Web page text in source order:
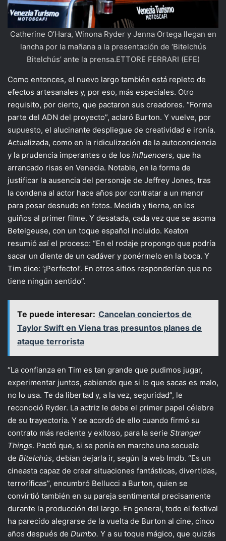
Catherine O’Hara, Winona Ryder y Jenna Ortega llegan en
lancha por la mañana a la presentación de ‘Bitelchús
Bitelchús’ ante la prensa.ETTORE FERRARI (EFE)
Como entonces, el nuevo largo también está repleto de
efectos artesanales y, por eso, más especiales. Otro
requisito, por cierto, que pactaron sus creadores. “Forma
parte del ADN del proyecto”, aclaró Burton. Y vuelve, por
supuesto, el alucinante despliegue de creatividad e ironía.
Actualizada, como en la ridiculización de la autoconciencia
y la prudencia imperantes o de los influencers, que ha
arrancado risas en Venecia. Notable, en la forma de
justificar la ausencia del personaje de Jeffrey Jones, tras
la condena al actor hace años por contratar a un menor
para posar desnudo en fotos. Medida y tierna, en los
guiños al primer filme. Y desatada, cada vez que se asoma
Betelgeuse, con un toque español incluido. Keaton
resumió así el proceso: “En el rodaje propongo que podría
sacar un diente de un cadáver y ponérmelo en la boca. Y
Tim dice: ‘¡Perfecto!’. En otros sitios responderían que no
tiene ningún sentido”.
Te puede interesar: Cancelan conciertos de
Taylor Swift en Viena tras presuntos planes de
ataque terrorista
“La confianza en Tim es tan grande que pudimos jugar,
experimentar juntos, sabiendo que si lo que sacas es malo,
no lo usa. Te da libertad y, a la vez, seguridad”, le
reconoció Ryder. La actriz le debe el primer papel célebre
de su trayectoria. Y se acordó de ello cuando firmó su
contrato más reciente y exitoso, para la serie Stranger
Things. Pactó que, si se ponía en marcha una secuela
de Bitelchús, debían dejarla ir, según la web Imdb. “Es un
cineasta capaz de crear situaciones fantásticas, divertidas,
terroríficas”, encumbró Bellucci a Burton, quien se
convirtió también en su pareja sentimental precisamente
durante la producción del largo. En general, todo el festival
ha parecido alegrarse de la vuelta de Burton al cine, cinco
años después de Dumbo. Y a su toque mágico, que quizás